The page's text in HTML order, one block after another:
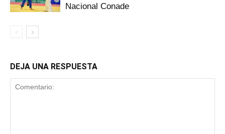
Nacional Conade
DEJA UNA RESPUESTA